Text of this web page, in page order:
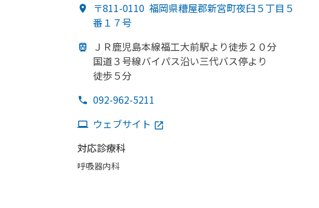
〒811-0110 福岡県糟屋郡新宮町夜臼５丁目５
番１７号
ＪＲ鹿児島本線福工大前駅より徒歩２０分
国道３号線バイパス沿い三代バス停より
徒歩５分
092-962-5211
ウェブサイト
対応診療科
呼吸器内科